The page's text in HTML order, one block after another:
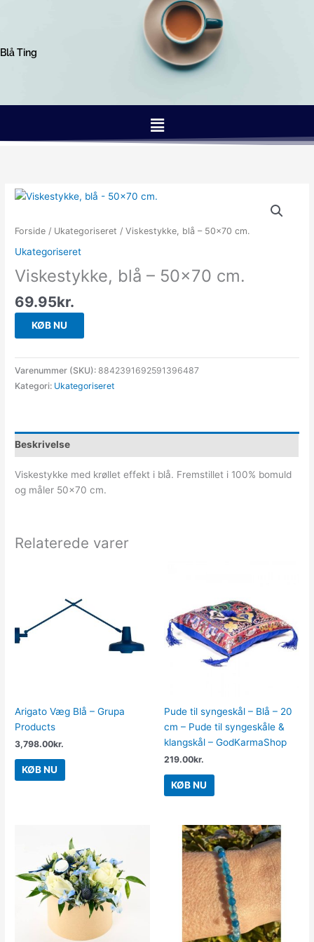
Blå Ting
Menu
Forside / Ukategoriseret / Viskestykke, blå – 50×70 cm.
Ukategoriseret
Viskestykke, blå – 50×70 cm.
69.95kr.
KØB NU
Varenummer (SKU):8842391692591396487
Kategori: Ukategoriseret
Beskrivelse
Viskestykke med krøllet effekt i blå. Fremstillet i 100% bomuld
og måler 50×70 cm.
Relaterede varer
Arigato Væg Blå – Grupa
Products
3,798.00kr.
KØB NU
Pude til syngeskål – Blå – 20
cm – Pude til syngeskåle &
klangskål – GodKarmaShop
219.00kr.
KØB NU